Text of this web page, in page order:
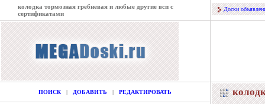
колодка тормозная гребневая и любые другие всп с
сертификатами
Доски
ПОИСК | ДОБАВИТЬ | РЕДАКТИРОВАТЬ